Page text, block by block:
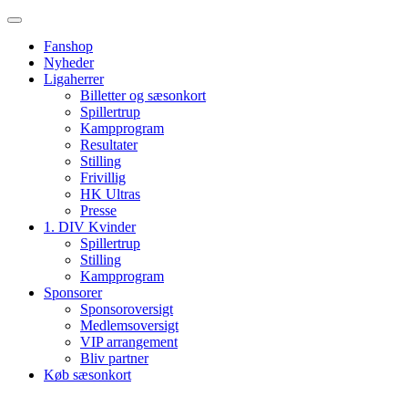
Fanshop
Nyheder
Ligaherrer
Billetter og sæsonkort
Spillertrup
Kampprogram
Resultater
Stilling
Frivillig
HK Ultras
Presse
1. DIV Kvinder
Spillertrup
Stilling
Kampprogram
Sponsorer
Sponsoroversigt
Medlemsoversigt
VIP arrangement
Bliv partner
Køb sæsonkort